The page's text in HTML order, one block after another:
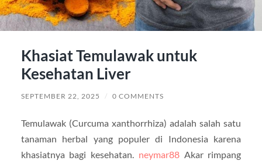
Khasiat Temulawak untuk
Kesehatan Liver
SEPTEMBER 22, 2025 / 0 COMMENTS
Temulawak (Curcuma xanthorrhiza) adalah salah satu
tanaman herbal yang populer di Indonesia karena
khasiatnya bagi kesehatan. neymar88Akar rimpang